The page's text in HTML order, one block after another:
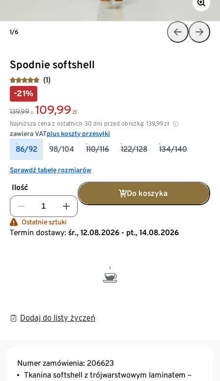
Spodnie softshell
(1)
-21%
139,99 zł 109,99 zł
Najniższa cena z ostatnich 30 dni przed obniżką: 139,99 zł
zawiera VATplus koszty przesyłki
86/92 98/104 110/116 122/128 134/140
Sprawdź tabelę rozmiarów
Ilość
Do koszyka
Ostatnie sztuki
Termin dostawy: śr., 12.08.2026 - pt., 14.08.2026
Dodaj do listy życzeń
1/6
Numer zamówienia: 206623
Tkanina softshell z trójwarstwowym laminatem –